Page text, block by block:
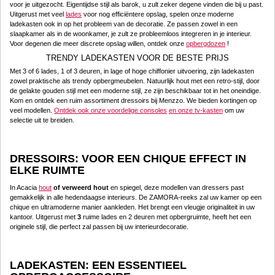
voor je uitgezocht. Eigentijdse stijl als barok, u zult zeker degene vinden die bij u past.
Uitgerust met veel lades voor nog efficiëntere opslag, spelen onze moderne
ladekasten ook in op het probleem van de decoratie. Ze passen zowel in een
slaapkamer als in de woonkamer, je zult ze probleemloos integreren in je interieur.
Voor degenen die meer discrete opslag willen, ontdek onze opbergdozen !
TRENDY LADEKASTEN VOOR DE BESTE PRIJS
Met 3 of 6 lades, 1 of 3 deuren, in lage of hoge chiffonier uitvoering, zijn ladekasten
zowel praktische als trendy opbergmeubelen. Natuurlijk hout met een retro-stijl, door
de gelakte gouden stijl met een moderne stijl, ze zijn beschikbaar tot in het oneindige.
Kom en ontdek een ruim assortiment dressoirs bij Menzzo. We bieden kortingen op
veel modellen. Ontdek ook onze voordelige consoles en onze tv-kasten om uw
selectie uit te breiden.
DRESSOIRS: VOOR EEN CHIQUE EFFECT IN
ELKE RUIMTE
In Acacia hout of verweerd hout en spiegel, deze modellen van dressers past
gemakkelijk in alle hedendaagse interieurs. De ZAMORA-reeks zal uw kamer op een
chique en ultramoderne manier aankleden. Het brengt een vleugje originaliteit in uw
kantoor. Uitgerust met 3 ruime lades en 2 deuren met opbergruimte, heeft het een
originele stijl, die perfect zal passen bij uw interieurdecoratie.
LADEKASTEN: EEN ESSENTIEEL